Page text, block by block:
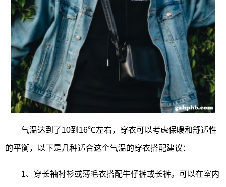
气温达到了10到16℃左右，穿衣可以考虑保暖和舒适性
的平衡，以下是几种适合这个气温的穿衣搭配建议：
1、穿长袖衬衫或薄毛衣搭配牛仔裤或长裤。可以在室内